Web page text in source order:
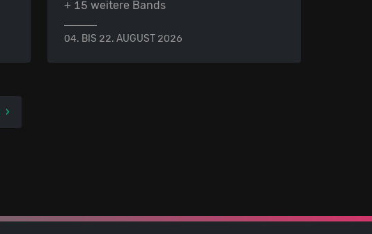
+ 15 weitere Bands
04. BIS 22. AUGUST 2026